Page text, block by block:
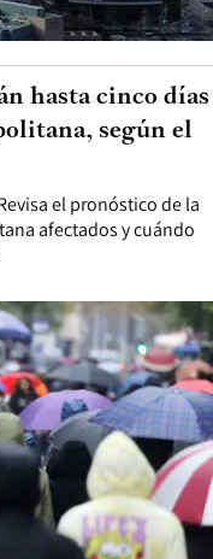
el pronóstico de la
afectados y cuándo
hasta cinco días
según el